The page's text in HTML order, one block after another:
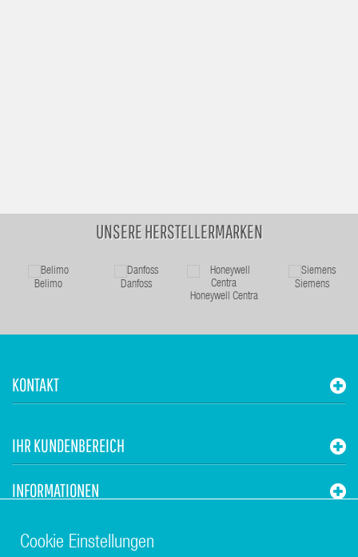
UNSERE HERSTELLERMARKEN
Belimo
Danfoss
Honeywell Centra
Siemens
KONTAKT
IHR KUNDENBEREICH
INFORMATIONEN
STUHR HVAC
Cookie Einstellungen